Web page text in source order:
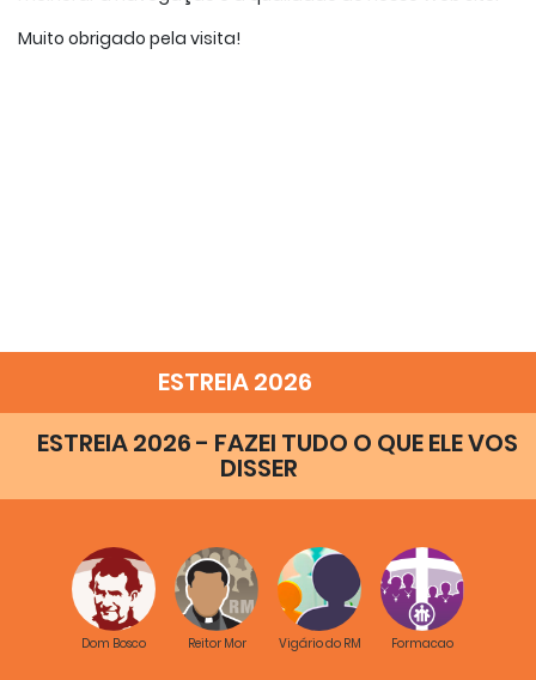
Muito obrigado pela visita!
ESTREIA 2026
ESTREIA 2026 - FAZEI TUDO O QUE ELE VOS
DISSER
Dom Bosco Reitor Mor Vigário do RM Formacao